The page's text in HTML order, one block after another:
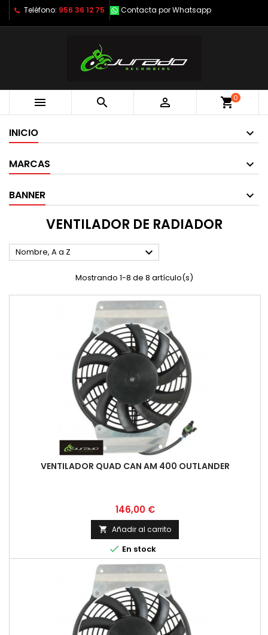
Teléfono: 956 36 12 75 Contacta por Whatsapp
   shopping_cart0
INICIO
MARCAS
BANNER
VENTILADOR DE RADIADOR
Nombre, A a Z 
Mostrando 1-8 de 8 artículo(s)
VENTILADOR QUAD CAN AM 400 OUTLANDER
Precio
146,00 €
 Añadir al carrito
 En stock